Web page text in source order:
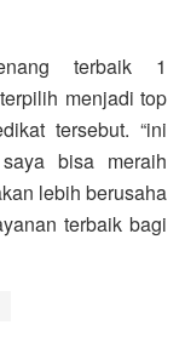
terbaik 1
menjadi top
tersebut. “ini
bisa meraih
lebih berusaha
terbaik bagi